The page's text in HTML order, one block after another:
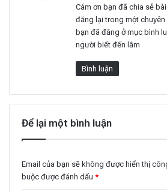
t
:
Cám ơn bạn đã chia sẻ
đăng lại trong một chuyên
bạn đã đăng ở mục bình
người biết đến lắm
Bình luận
Để lại một bình luận
Email của bạn sẽ không được hiển thị
buộc được đánh dấu *